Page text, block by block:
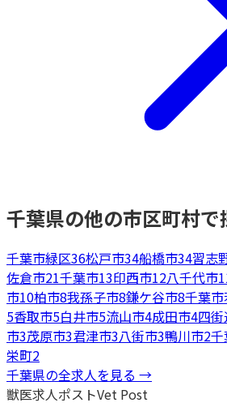
千葉県の他の市区町村で
千葉市緑区36松戸市34船橋市34習志
佐倉市21千葉市13印西市12八千代市
市10柏市8我孫子市8鎌ケ谷市8千葉
5香取市5白井市5流山市4成田市4四
市3茂原市3君津市3八街市3鴨川市2
栄町2
千葉県の全求人を見る →
獣医求人ポストVet Post